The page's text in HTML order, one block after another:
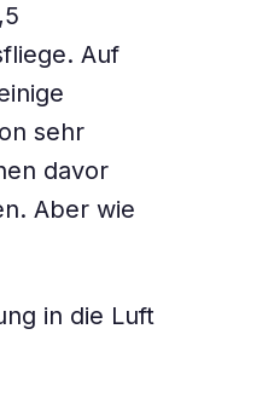
Auf
sehr
davor
Aber wie
in die Luft